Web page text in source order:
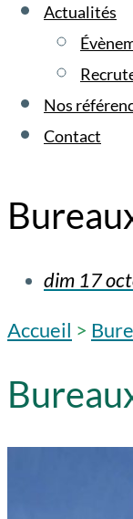
Actualités
Nos
Contact
dim 17
Accueil >